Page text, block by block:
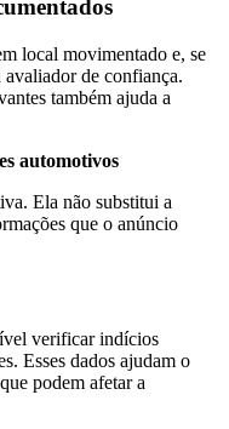
local movimentado e, se
de confiança.
também ajuda a
automotivos
Ela não substitui a
que o anúncio
verificar indícios
Esses dados ajudam o
podem afetar a